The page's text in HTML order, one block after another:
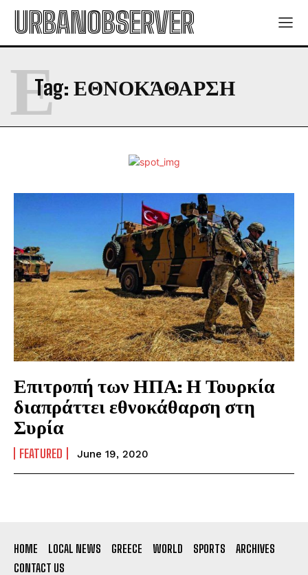
URBANOBSERVER
Tag: ΕΘΝΟΚΆΘΑΡΣΗ
Ε
Επιτροπή των ΗΠΑ: Η Τουρκία
διαπράττει εθνοκάθαρση στη
Συρία
FEATURED June 19, 2020
HOME LOCAL NEWS GREECE WORLD SPORTS
ARCHIVES
CONTACT US